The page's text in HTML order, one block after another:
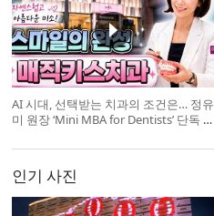
AI 시대, 선택받는 치과의 조건은… 정유
미 원장 ‘Mini MBA for Dentists’ 단독 특
인기 사진